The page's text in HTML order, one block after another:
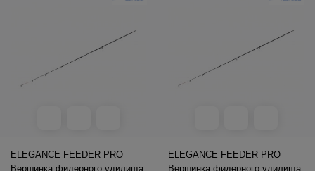
ELEGANCE FEEDER PRO
Вершинка фидерного удилища
ELEGANCE FEEDER PRO
Вершинка фидерного удилища